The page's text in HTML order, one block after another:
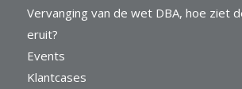
Vervanging van de wet DBA, hoe ziet
eruit?
Events
Klantcases